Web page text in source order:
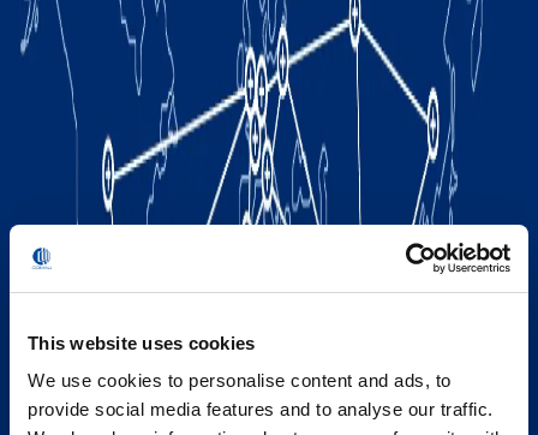
This website uses cookies
We use cookies to personalise content and ads, to
provide social media features and to analyse our traffic.